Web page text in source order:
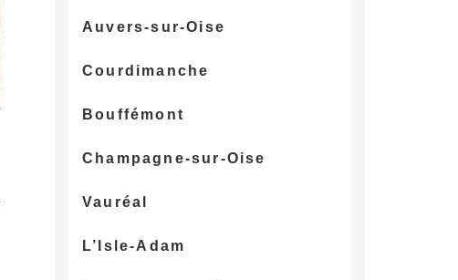
Auvers-sur-Oise
Courdimanche
Bouffémont
Champagne-sur-Oise
Vauréal
L’Isle-Adam